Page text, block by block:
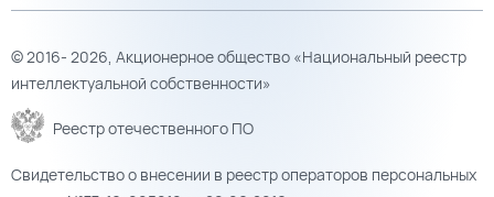
© 2016- 2026, Акционерное общество «Национальный реестр
интеллектуальной собственности»
Реестр отечественного ПО
Свидетельство о внесении в реестр операторов персональных